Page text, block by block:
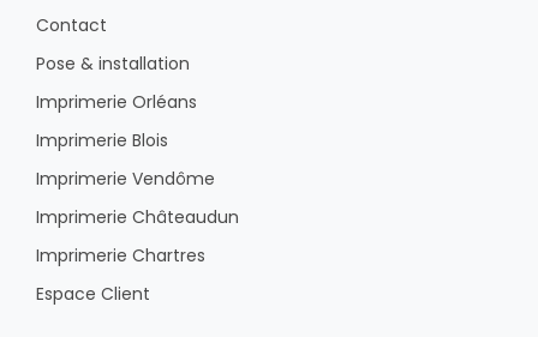
Contact
Pose & installation
Imprimerie Orléans
Imprimerie Blois
Imprimerie Vendôme
Imprimerie Châteaudun
Imprimerie Chartres
Espace Client